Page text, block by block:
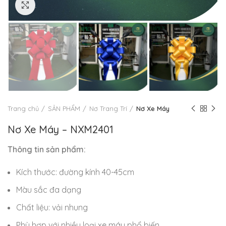
Trang chủ SẢN PHẨM Nơ Trang Trí Nơ Xe Máy
Nơ Xe Máy – NXM2401
Thông tin sản phẩm:
Kích thước: đường kính 40-45cm
Màu sắc đa dạng
Chất liệu: vải nhung